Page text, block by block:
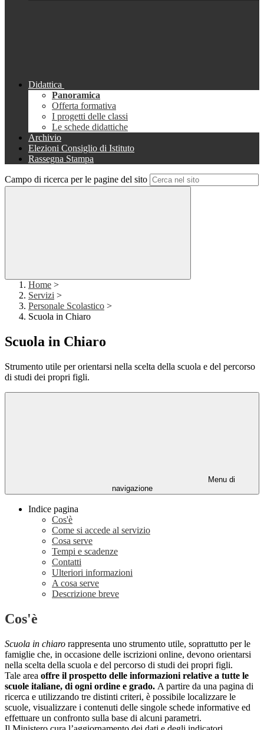
Didattica
Panoramica
Offerta formativa
I progetti delle classi
Le schede didattiche
Archivio
Elezioni Consiglio di Istituto
Rassegna Stampa
Campo di ricerca per le pagine del sito
Home >
Servizi >
Personale Scolastico >
Scuola in Chiaro
Scuola in Chiaro
Strumento utile per orientarsi nella scelta della scuola e del percorso
di studi dei propri figli.
Menu di
navigazione
Indice pagina
Cos'è
Come si accede al servizio
Cosa serve
Tempi e scadenze
Contatti
Ulteriori informazioni
A cosa serve
Descrizione breve
Cos'è
Scuola in chiaro rappresenta uno strumento utile, soprattutto per le
famiglie che, in occasione delle iscrizioni online, devono orientarsi
nella scelta della scuola e del percorso di studi dei propri figli.
Tale area offre il prospetto delle informazioni relative a tutte le
scuole italiane, di ogni ordine e grado. A partire da una pagina di
ricerca e utilizzando tre distinti criteri, è possibile localizzare le
scuole, visualizzare i contenuti delle singole schede informative ed
effettuare un confronto sulla base di alcuni parametri.